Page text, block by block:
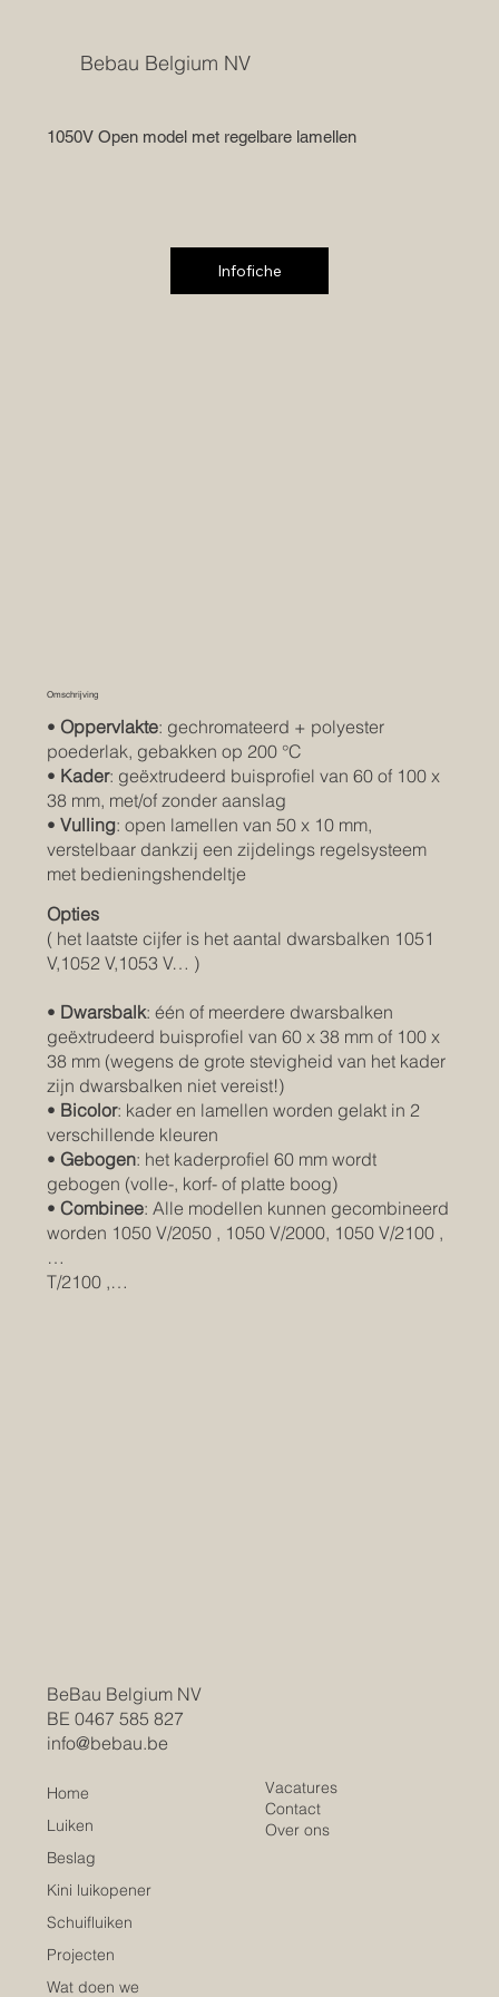
Bebau Belgium NV
1050V Open model met regelbare lamellen
Infofiche
Omschrijving
• Oppervlakte: gechromateerd + polyester
poederlak, gebakken op 200 °C
• Kader: geëxtrudeerd buisprofiel van 60 of 100 x
38 mm, met/of zonder aanslag
•Vulling: open lamellen van 50 x 10 mm,
verstelbaar dankzij een zijdelings regelsysteem
met bedieningshendeltje
Opties
( het laatste cijfer is het aantal dwarsbalken 1051
V,1052 V,1053 V… )
• Dwarsbalk: één of meerdere dwarsbalken
geëxtrudeerd buisprofiel van 60 x 38 mm of 100 x
38 mm (wegens de grote stevigheid van het kader
zijn dwarsbalken niet vereist!)
• Bicolor: kader en lamellen worden gelakt in 2
verschillende kleuren
• Gebogen: het kaderprofiel 60 mm wordt
gebogen (volle-, korf- of platte boog)
•Combinee: Alle modellen kunnen gecombineerd
worden 1050 V/2050 , 1050 V/2000, 1050 V/2100 ,
…
T/2100 ,…
BeBau Belgium NV
BE 0467 585 827
info@bebau.be
Home
Luiken
Beslag
Kini luikopener
Schuifluiken
Projecten
Wat doen we
Vacatures
Contact
Over ons